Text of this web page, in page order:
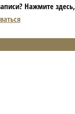
Нажмите здесь,